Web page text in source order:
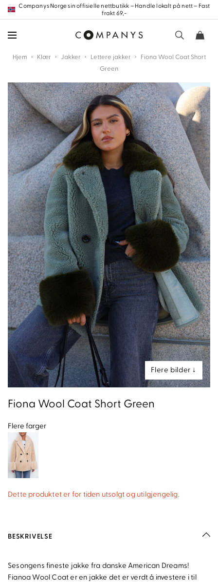
Hopp
frem
innholdet
Companys Norge sin offisielle nettbutikk – Handle lokalt på nett – Fast
frakt 69,-
Hjem › Klær › Jakker › Lettere jakker › Fiona Wool Coat Short
Green
Fiona Wool Coat Short Green
Flere farger
Dette produktet er for tiden utsolgt og utilgjengelig.
BESKRIVELSE
Sesongens fineste jakke fra danske American Dreams!
Fianoa Wool Coat er en jakke det er verdt å investere i til